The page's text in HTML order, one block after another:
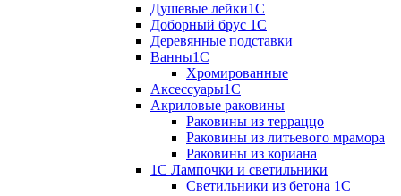
Душевые лейки1С
Доборный брус 1С
Деревянные подставки
Ванны1С
Хромированные
Аксессуары1С
Акриловые раковины
Раковины из терраццо
Раковины из литьевого мрамора
Раковины из кориана
1С Лампочки и светильники
Светильники из бетона 1С